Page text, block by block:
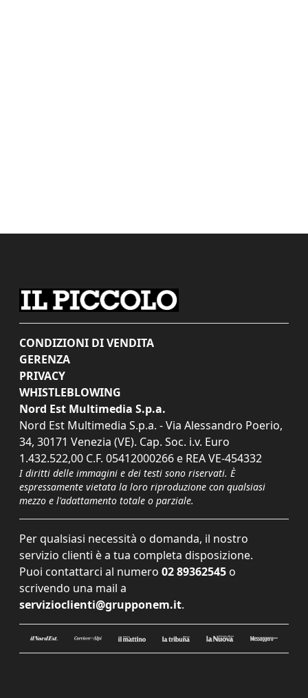
CONDIZIONI DI VENDITA
GERENZA
PRIVACY
WHISTLEBLOWING
Nord Est Multimedia S.p.a.
Nord Est Multimedia S.p.a. - Via Alessandro Poerio,
34, 30171 Venezia (VE). Cap. Soc. i.v. Euro
1.432.522,00 C.F. 05412000266 e REA VE-454332
I diritti delle immagini e dei testi sono riservati. È
espressamente vietata la loro riproduzione con qualsiasi
mezzo e l'adattamento totale o parziale.
Per qualsiasi necessità o domanda, il nostro
servizio clienti è a tua completa disposizione.
Puoi contattarci al numero 02 89362545 o
scrivendo una mail a
servizioclienti@grupponem.it.